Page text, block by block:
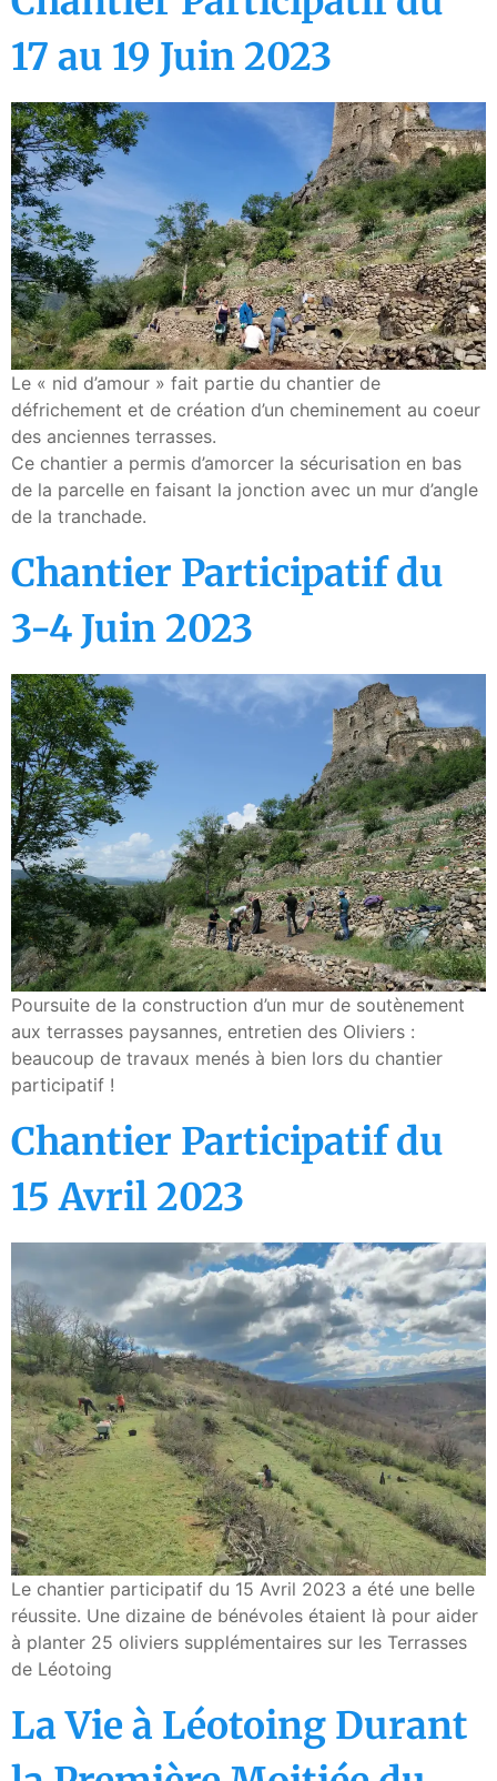
17 au 19 Juin 2023
Le « nid d’amour » fait partie du chantier de
défrichement et de création d’un cheminement au coeur
des anciennes terrasses.
Ce chantier a permis d’amorcer la sécurisation en bas
de la parcelle en faisant la jonction avec un mur d’angle
de la tranchade.
Chantier Participatif du
3-4 Juin 2023
Poursuite de la construction d’un mur de soutènement
aux terrasses paysannes, entretien des Oliviers :
beaucoup de travaux menés à bien lors du chantier
participatif !
Chantier Participatif du
15 Avril 2023
Le chantier participatif du 15 Avril 2023 a été une belle
réussite. Une dizaine de bénévoles étaient là pour aider
à planter 25 oliviers supplémentaires sur les Terrasses
de Léotoing
La Vie à Léotoing Durant